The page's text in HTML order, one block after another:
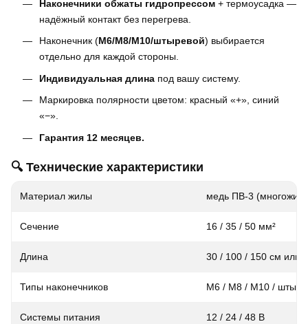
Наконечники обжаты гидропрессом+ термоусадка —
надёжный контакт без перегрева.
Наконечник (M6/M8/M10/штыревой) выбирается
отдельно для каждой стороны.
Индивидуальная длинапод вашу систему.
Маркировка полярности цветом: красный «+», синий
«−».
Гарантия 12 месяцев.
🔍 Технические характеристики
Материал жилы медь ПВ-3
Сечение 16 / 35 / 50 мм²
Длина 30 / 100 / 150 см или
Типы наконечников M6 / M8 / M10 /
Системы питания 12 / 24 / 48 В